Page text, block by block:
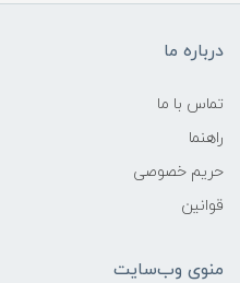
درباره ما
تماس با ما
راهنما
حریم خصوصی
قوانین
منوی وب‌سایت